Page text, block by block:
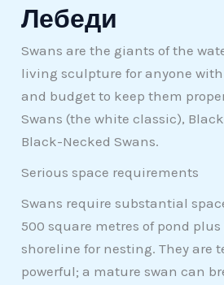
Лебеди
Swans are the giants of the
living sculpture for anyone
and budget to keep them
Swans (the white classic),
Black-Necked Swans.
Serious space requirements
Swans require substantial
500 square metres of pond
shoreline for nesting. They are
powerful; a mature swan can